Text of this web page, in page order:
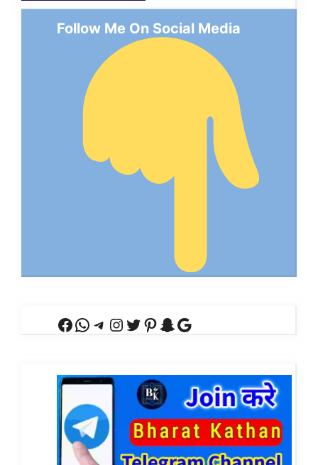
Follow Me On Social Media
Facebook
WhatsApp
Telegram
Instagram
Twitter
Pinterest
Snapchat
Google